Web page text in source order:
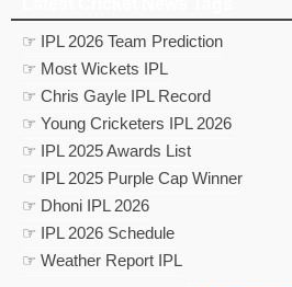
☞ IPL 2026 Team Prediction
☞ Most Wickets IPL
☞ Chris Gayle IPL Record
☞ Young Cricketers IPL 2026
☞ IPL 2025 Awards List
☞ IPL 2025 Purple Cap Winner
☞ Dhoni IPL 2026
☞ IPL 2026 Schedule
☞ Weather Report IPL